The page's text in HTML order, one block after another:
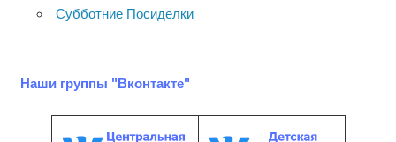
Субботние Посиделки
Наши группы "Вконтакте"